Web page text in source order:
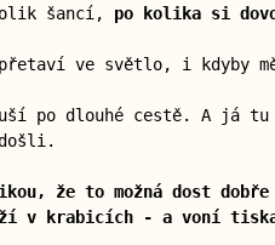
šancí, po kolika si
ve světlo, i kdyby
po dlouhé cestě. A já
že to možná dost
v krabicích - a voní